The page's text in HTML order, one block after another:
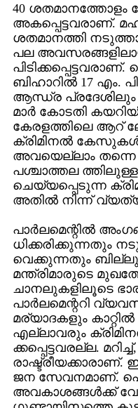
40 ശതമാനത്തോളം
അകപ്പെട്ടവരാണ്‌.
ശതമാനത്തി
പല
ബിഹാറില്‍ 17 എം.
ആന്ധ്ര പ്രദേശിലും
മാര്‍ കോടതി
കേരളത്തിലെ ആറ്‌
ക്രിമിനല്‍ കേസുകള്‍
അവയെല്ലാം
പശ്ചാത്തല
ചെയ്യപ്പെടുന്ന
അതില്‍ നിന്ന്‌
പാര്‍ലമെന്റില്‍
ധിക്കരിക്കുന്നതും
വെക്കുന്നതും
മന്ത്രിമാരുടെ
ചാനലുകളിലൂടെ
പാര്‍ലമെന്ററി
മര്യാദകളും
എല്ലാവരും
ക്കപ്പെട്ടവരല്ല.
ജന സേവനമാണ്‌.
അവകാശങ്ങള്‍ക്ക്‌